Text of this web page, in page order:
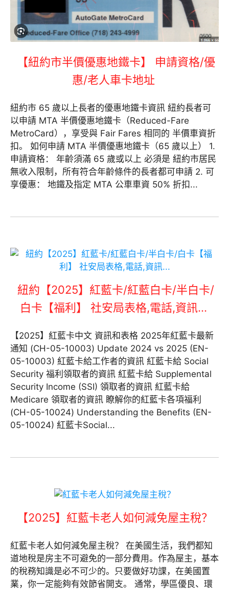
【紐約市半價優惠地鐵卡】 申請資格/優
惠/老人車卡地址
紐約市 65 歲以上長者的優惠地鐵卡資訊 紐約長者可
以申請 MTA 半價優惠地鐵卡（Reduced-Fare
MetroCard），享受與 Fair Fares 相同的 半價車資折
扣。 如何申請 MTA 半價優惠地鐵卡（65 歲以上） 1.
申請資格： 年齡須滿 65 歲或以上 必須是 紐約市居民
無收入限制，所有符合年齡條件的長者都可申請 2. 可
享優惠： 地鐵及指定 MTA 公車車資 50% 折扣...
紐約【2025】紅藍卡/紅藍白卡/半白卡/
白卡【福利】 社安局表格,電話,資訊…
【2025】紅藍卡中文 資訊和表格 2025年紅藍卡最新
通知 (CH-05-10003) Update 2024 vs 2025 (EN-
05-10003) 紅藍卡給工作者的資訊 紅藍卡給 Social
Security 福利領取者的資訊 紅藍卡給 Supplemental
Security Income (SSI) 領取者的資訊 紅藍卡給
Medicare 領取者的資訊 瞭解你的紅藍卡各項福利
(CH-05-10024) Understanding the Benefits (EN-
05-10024) 紅藍卡Social...
【2025】紅藍卡老人如何減免屋主稅？
紅藍卡老人如何減免屋主稅？ 在美國生活，我們都知
道地稅是房主不可避免的一部分費用。作為屋主，基本
的稅務知識是必不可少的。只要做好功課，在美國置
業，你一定能夠有效節省開支。 通常，學區優良、環